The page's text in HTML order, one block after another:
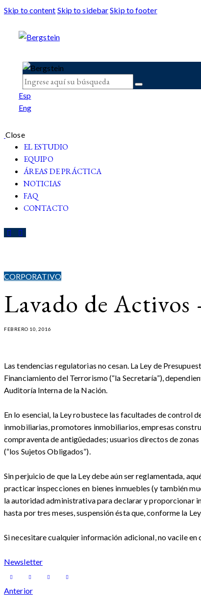
Skip to content Skip to sidebarSkip to footer
Esp
Eng
Close
EL ESTUDIO
EQUIPO
ÁREAS DE PRÁCTICA
NOTICIAS
FAQ
CONTACTO
CORPORATIVO
Lavado de
FEBRERO 10, 2016
Las tendencias regulatorias no cesan. La Ley de
Financiamiento del Terrorismo (“la Secretaría”),
Auditoría Interna de la Nación.
En lo esencial, la Ley robustece las facultades de control
inmobiliarias, promotores inmobiliarios, empresas
compraventa de antigüedades; usuarios directos de
(“los Sujetos Obligados”).
Sin perjuicio de que la Ley debe aún ser reglamentada,
practicar inspecciones en bienes inmuebles (y también
la autoridad administrativa para declarar y proporcionar
hasta por tres meses, suspensión ésta que, conforme la
Si necesitare cualquier información adicional, no vacile
Newsletter
Navegación
Anterior